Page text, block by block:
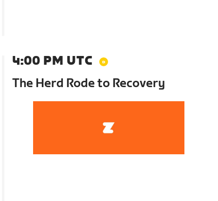
4:00 PM UTC
The Herd Rode to Recovery